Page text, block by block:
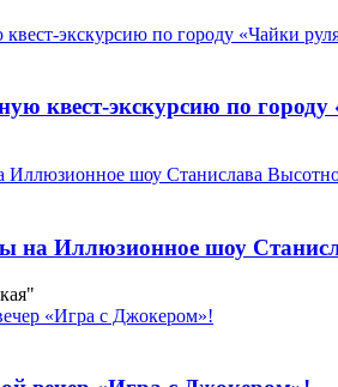
квест-экскурсию по
на Иллюзионное шоу